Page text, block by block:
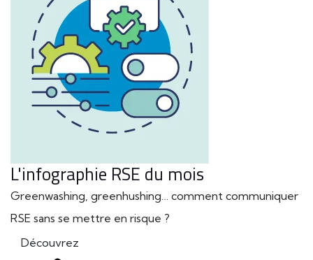
L'infographie RSE du mois
Greenwashing, greenhushing… comment communiquer
RSE sans se mettre en risque ?
Découvrez